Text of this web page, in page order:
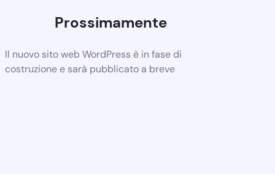
Prossimamente
Il nuovo sito web WordPress è in fase di
costruzione e sarà pubblicato a breve